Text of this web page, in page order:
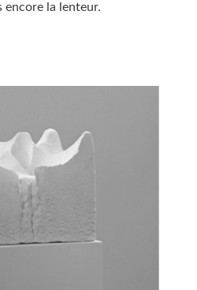
la lenteur.